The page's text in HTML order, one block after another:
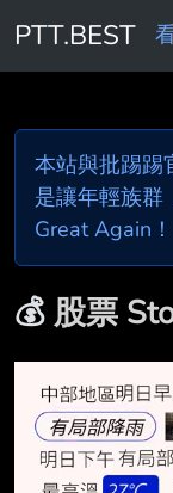
PTT.BEST
本站與批踢踢
是讓年輕族群
Great Again！
💰股票